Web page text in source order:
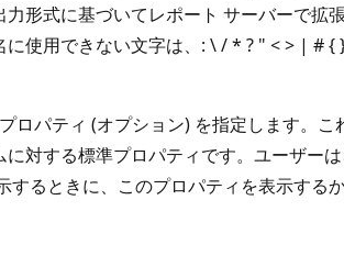
形式に基づいてレポート サーバーで拡
使用できない文字は、: \ / * ? " < > | # { }
ロパティ (オプション) を指定します。こ
に対する標準プロパティです。ユーザー
するときに、このプロパティを表示する